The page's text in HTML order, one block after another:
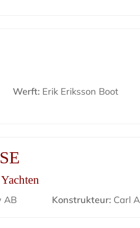
Werft:Erik Eriksson Boot
AB Konstrukteur:Carl